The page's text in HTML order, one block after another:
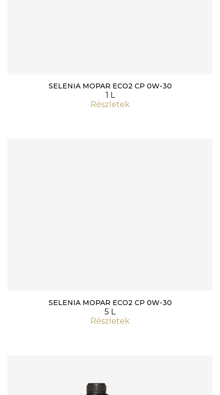
SELENIA MOPAR ECO2 CP 0W-30
1 L
Részletek
SELENIA MOPAR ECO2 CP 0W-30
5 L
Részletek